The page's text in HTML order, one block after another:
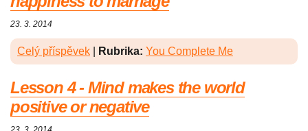
23. 3. 2014
Celý příspěvek Rubrika: You Complete Me
Lesson 4 - Mind makes the world
positive or negative